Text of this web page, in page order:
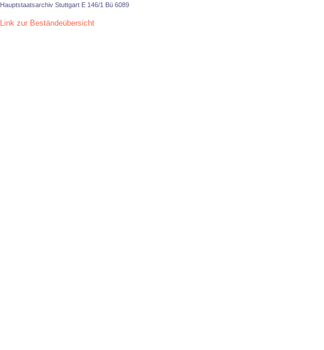
Hauptstaatsarchiv Stuttgart E 146/1 Bü 6089
Link zur Beständeübersicht